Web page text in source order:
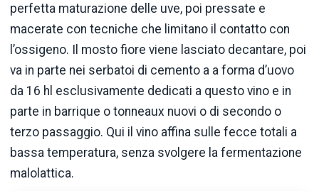
perfetta maturazione delle uve, poi pressate e
macerate con tecniche che limitano il contatto con
l’ossigeno. Il mosto fiore viene lasciato decantare, poi
va in parte nei serbatoi di cemento a a forma d’uovo
da 16 hl esclusivamente dedicati a questo vino e in
parte in barrique o tonneaux nuovi o di secondo o
terzo passaggio. Qui il vino affina sulle fecce totali a
bassa temperatura, senza svolgere la fermentazione
malolattica.